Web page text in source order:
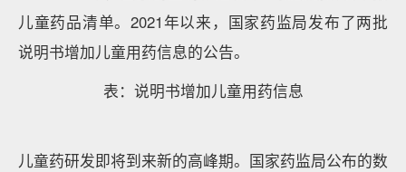
儿童药品清单。2021年以来，国家药监局发布了两批
说明书增加儿童用药信息的公告。
表：说明书增加儿童用药信息
儿童药研发即将到来新的高峰期。国家药监局公布的数